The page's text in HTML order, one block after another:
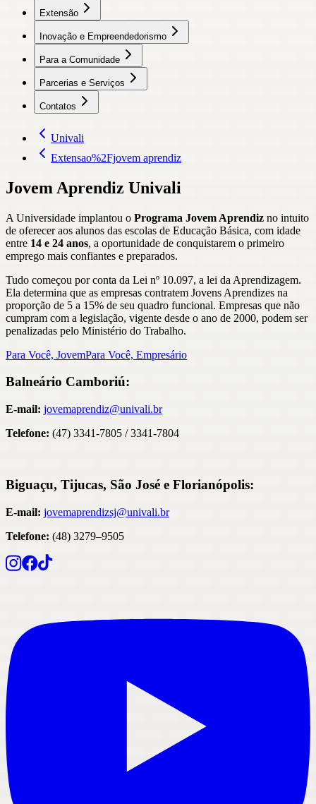
Extensão
Inovação e Empreendedorismo
Para a Comunidade
Parcerias e Serviços
Contatos
Univali
Extensao%2Fjovem aprendiz
Jovem Aprendiz Univali
A Universidade implantou o Programa Jovem Aprendiz no intuito
de oferecer aos alunos das escolas de Educação Básica, com idade
entre 14 e 24 anos, a oportunidade de conquistarem o primeiro
emprego mais confiantes e preparados.
Tudo começou por conta da Lei nº 10.097, a lei da Aprendizagem.
Ela determina que as empresas contratem Jovens Aprendizes na
proporção de 5 a 15% de seu quadro funcional. Empresas que não
cumpram com a legislação, vigente desde o ano de 2000, podem ser
penalizadas pelo Ministério do Trabalho.
Para Você, JovemPara Você, Empresário
Balneário Camboriú:
E-mail: jovemaprendiz@univali.br
Telefone: (47) 3341-7805 / 3341-7804
Biguaçu, Tijucas, São José e Florianópolis:
E-mail: jovemaprendizsj@univali.br
Telefone: (48) 3279–9505